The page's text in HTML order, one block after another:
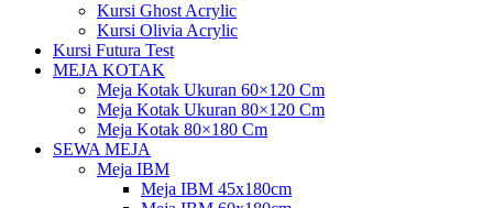
Kursi Ghost Acrylic
Kursi Olivia Acrylic
Kursi Futura Test
MEJA KOTAK
Meja Kotak Ukuran 60×120 Cm
Meja Kotak Ukuran 80×120 Cm
Meja Kotak 80×180 Cm
SEWA MEJA
Meja IBM
Meja IBM 45x180cm